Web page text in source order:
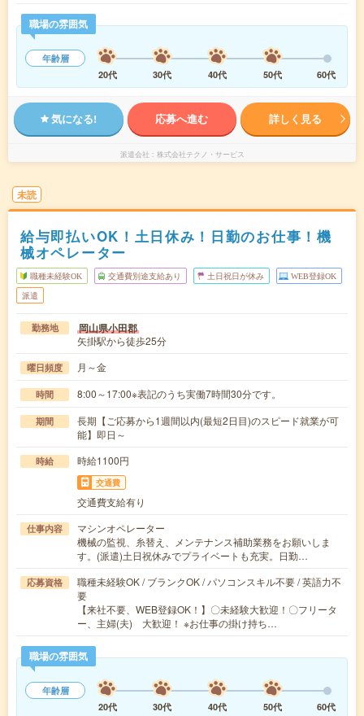
職場の雰囲気
年齢層
20代
30代 40代 50代 60代
気になる! 応募へ進む 詳しく見る
派遣会社 株式会社テクノ・サービス
未読
給与即払いOK！土日休み！日勤のお仕事！機
械オペレーター
職種未経験OK 交通費別途支給あり 土日祝日が休み WEB登録OK
派遣
勤務地 岡山県小田郡
矢掛駅から徒歩25分
曜日頻度 月～金
時間 8:00～17:00※表記のうち実働7時間30分です。
期間
長期【ご応募から1週間以内(最短2日目)のスピード就業が可
能】即日～
時給 時給1100円
交通費
交通費支給有り
仕事内容
マシンオペレーター
機械の監視、糸替え、メンテナンス補助業務をお願いしま
す。(派遣)土日祝休みでプライベートも充実。日勤…
応募資格
職種未経験OK / ブランクOK / パソコンスキル不要 / 英語力不
要
【来社不要、WEB登録OK！】〇未経験大歓迎！〇フリータ
ー、主婦(夫) 大歓迎！ ※お仕事の掛け持ち…
職場の雰囲気
年齢層
20代
30代 40代 50代 60代